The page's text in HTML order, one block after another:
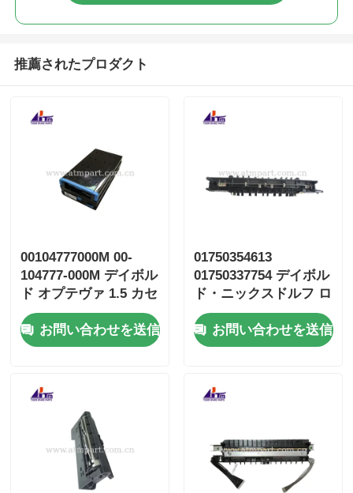
推薦されたプロダクト
00104777000M 00-
104777-000M デイボル
ド オプテヴァ 1.5 カセ
ット CONV ATM 部品
お問い合わせを送信
01750354613
01750337754 デイボル
ド・ニックスドルフ ロ
ング HST 柔軟な指
お問い合わせを送信